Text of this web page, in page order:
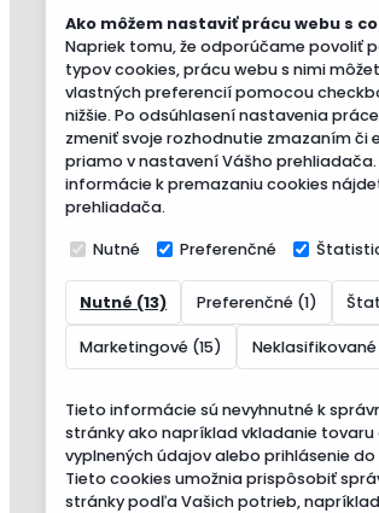
Ako môžem nastaviť prácu webu s
Napriek tomu, že odporúčame povoliť
typov cookies, prácu webu s nimi
vlastných preferencií pomocou
nižšie. Po odsúhlasení nastavenia
zmeniť svoje rozhodnutie zmazaním či
priamo v nastavení Vášho
informácie k premazaniu cookies
prehliadača.
Nutné Preferenčné
Nutné (13) Preferenčné (1)
Marketingové (15)
Tieto informácie sú nevyhnutné k
stránky ako napríklad vkladanie tovaru
vyplnených údajov alebo prihlásenie do
Tieto cookies umožnia prispôsobiť
stránky podľa Vašich potrieb,